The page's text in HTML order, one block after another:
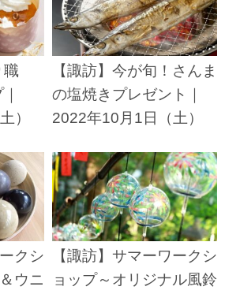
職
）
【諏訪】今が旬！さんま
の塩焼きプレゼント｜
2022年10月1日（土）
クシ
ウニ
【諏訪】サマーワークシ
ョップ～オリジナル風鈴